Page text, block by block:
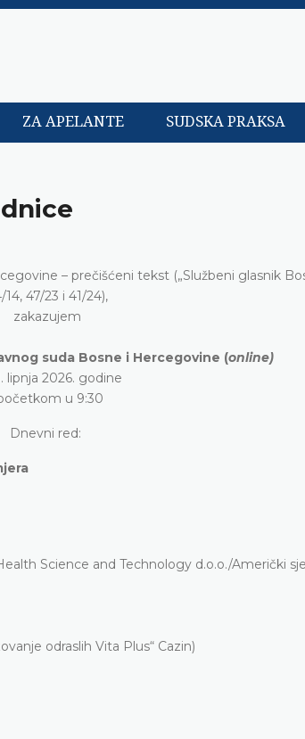
ZA APELANTE SUDSKA PRAKSA
– prečišćeni tekst („Službeni glasnik
14, 47/23 i 41/24),
zakazujem
suda Bosne i Hercegovine (online)
lipnja 2026. godine
u 9:30
Dnevni red:
Science and Technology d.o.o./Američki
odraslih Vita Plus“ Cazin)